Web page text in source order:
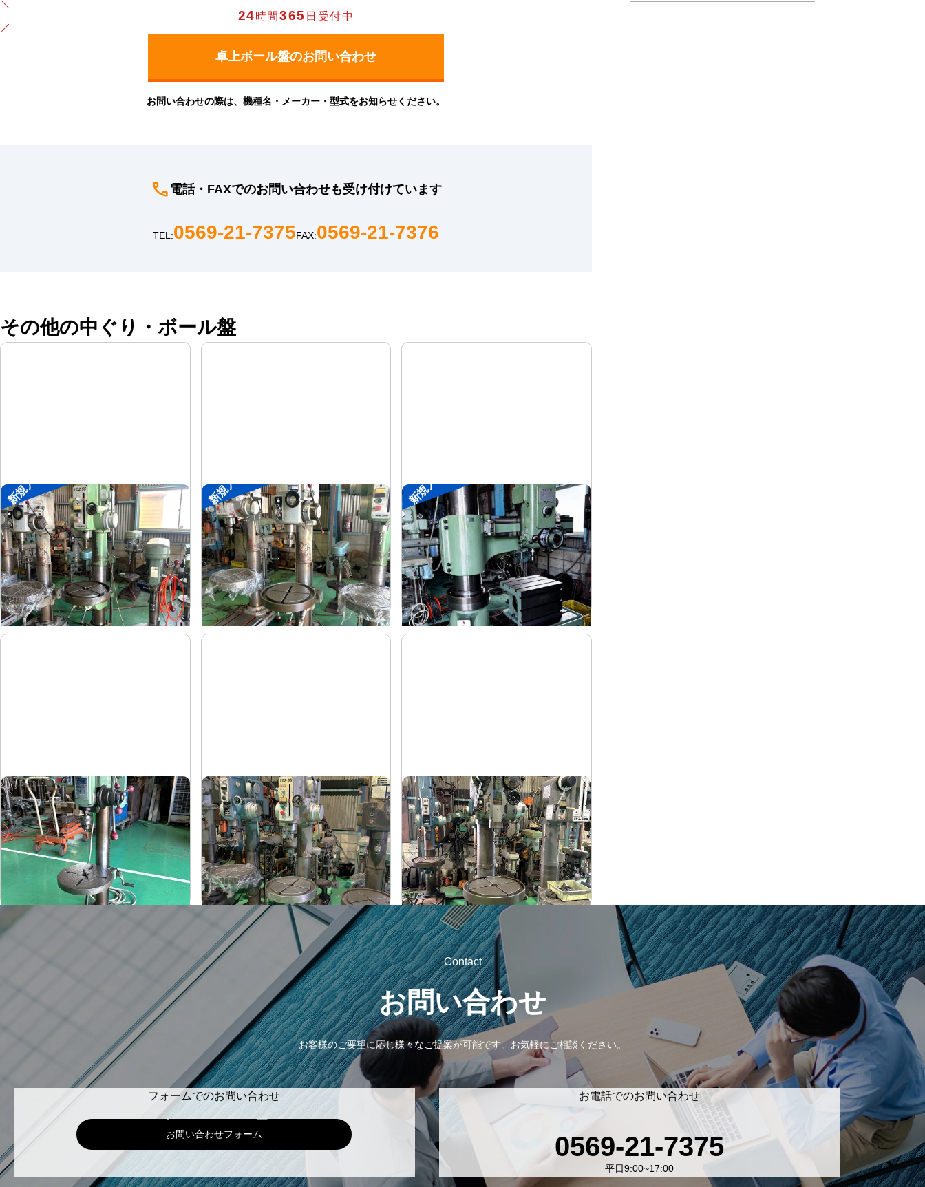
24時間365 日受付中
お問い合わせの際は、機種名・メーカー・型式をお知らせください。
電話・FAXでのお問い合わせも受け付けています
TEL:0569-21-7375FAX:0569-21-7376
その他の中ぐり・ボール盤
新規入荷
直立ボール盤
メーカー 森精機
形 式 YD2-55
年 式-
新規入荷
直立ボール盤
メーカー 吉良
形 式 KRTG-540
年 式-
新規入荷
ラジアルボール盤
メーカー 森精機
形 YR3-115
年 式-
卓上ボール盤
メーカー 吉良
形 式KRT-340
式-
直立ボール盤
メーカー 吉田
形 式YD2-55
年 式-
直立ボール盤
メーカー 吉田
形 式YUD-600
年 式-
Contact
お問い合わせ
お客様のご要望に応じ様々なご提案が可能です。 お気軽にご相談ください。
フォームでのお問い合わせ
お問い合わせフォーム
お電話でのお問い合わせ
0569-21-7375
平日9:00~17:00